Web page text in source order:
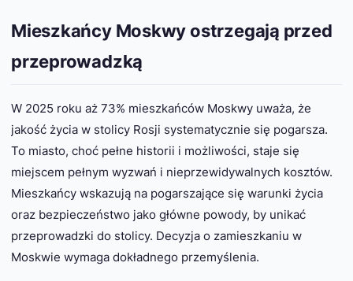
Mieszkańcy Moskwy ostrzegają przed
przeprowadzką
W 2025 roku aż 73% mieszkańców Moskwy uważa, że
jakość życia w stolicy Rosji systematycznie się pogarsza.
To miasto, choć pełne historii i możliwości, staje się
miejscem pełnym wyzwań i nieprzewidywalnych kosztów.
Mieszkańcy wskazują na pogarszające się warunki życia
oraz bezpieczeństwo jako główne powody, by unikać
przeprowadzki do stolicy. Decyzja o zamieszkaniu w
Moskwie wymaga dokładnego przemyślenia.